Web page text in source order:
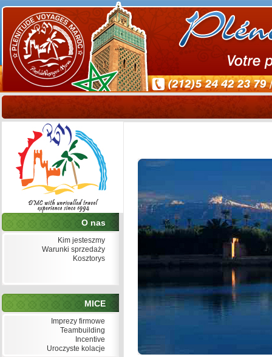
O nas
Kim jesteszmy
Warunki sprzedaży
Kosztorys
MICE
Imprezy firmowe
Teambuilding
Incentive
Uroczyste kolacje